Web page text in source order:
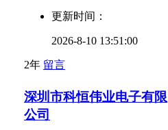
更新时间：
2026-8-10 13:51:00
2年 留言
深圳市科恒伟业电子有限
公司